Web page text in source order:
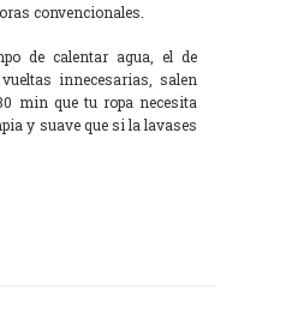
convencionales.
de calentar agua, el de
innecesarias, salen
min que tu ropa necesita
y suave que si la lavases